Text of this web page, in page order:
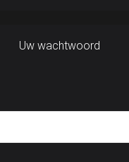
Uw wachtwoord